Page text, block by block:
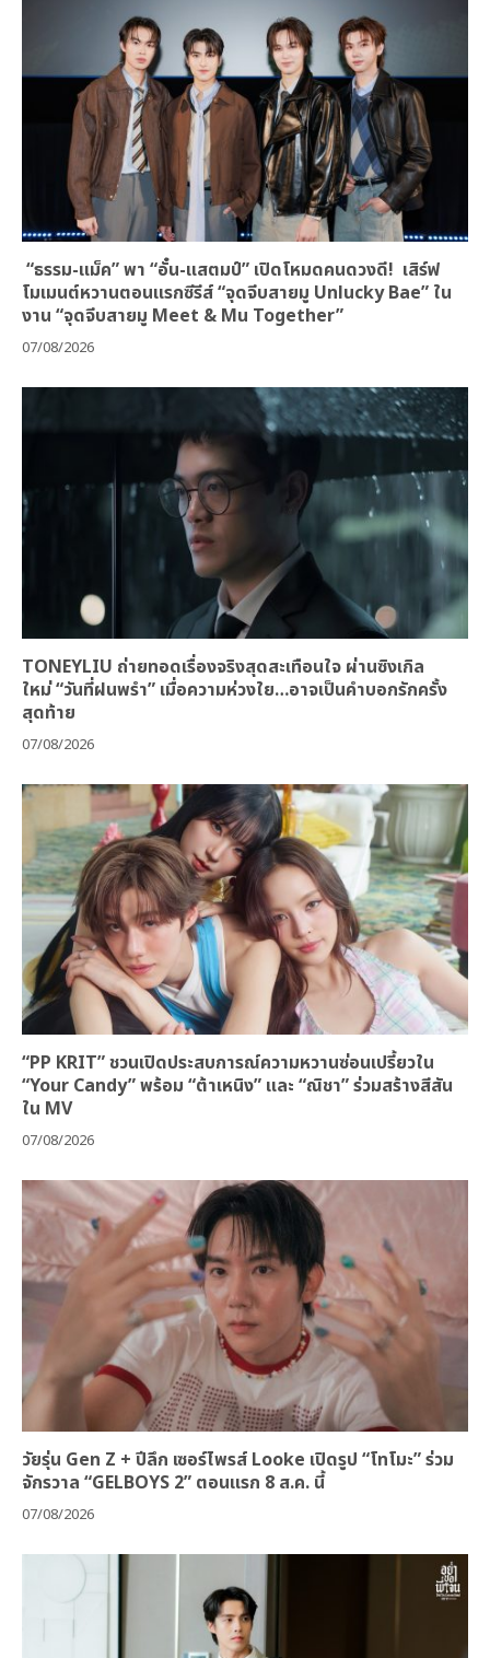
RELATED POSTS
โมเมนต์หวานตอนแรกซีรีส์ “จุดจีบสายมู Unlucky Bae” ใน
งาน “จุดจีบสายมู Meet & Mu Together”
ใหม่ “วันที่ฝนพรำ” เมื่อความห่วงใย…อาจเป็นคำบอกรักครั้ง
สุดท้าย
07/08/2026
“Your Candy” พร้อม “ต้าเหนิง” และ “ณิชา” ร่วมสร้างสีสัน
ใน MV
07/08/2026
วัยรุ่น Gen Z + ปีลึก เซอร์ไพรส์ Looke เปิดรูป “โทโมะ” ร่วม
จักรวาล “GELBOYS 2” ตอนแรก 8 ส.ค. นี้